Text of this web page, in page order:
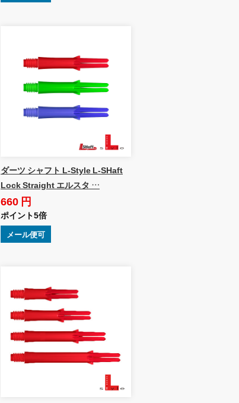
ダーツ シャフト L-Style L-SHaft
Lock Straight エルスタ …
660 円
ポイント5倍
メール便可